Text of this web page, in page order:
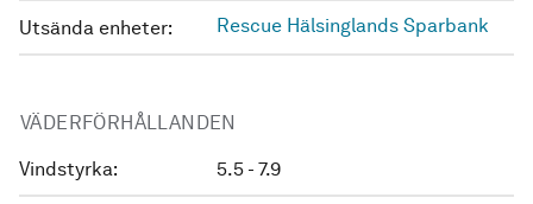
Utsända enheter: Rescue Hälsinglands Sparbank
VÄDERFÖRHÅLLANDEN
Vindstyrka: 5.5 - 7.9